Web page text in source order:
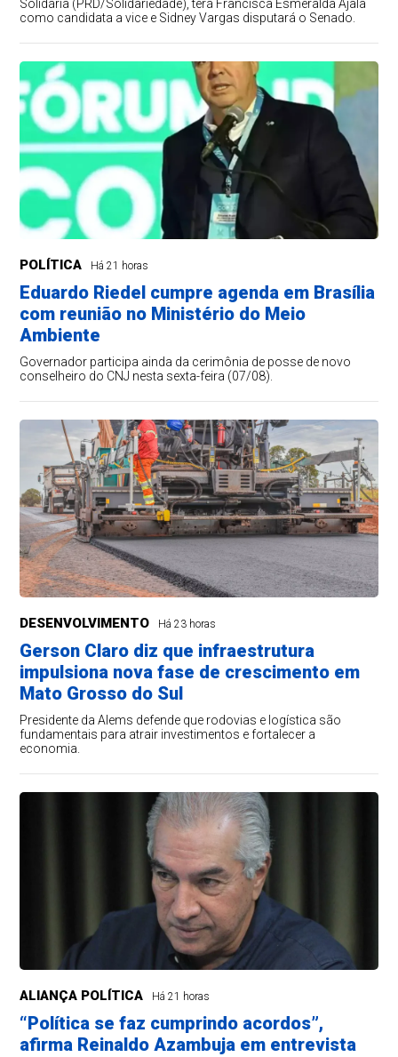
Solidária (PRD/Solidariedade), terá Francisca Esmeralda Ajala
como candidata a vice e Sidney Vargas disputará o Senado.
POLÍTICA Há 21 horas
Eduardo Riedel cumpre agenda em Brasília
com reunião no Ministério do Meio
Ambiente
Governador participa ainda da cerimônia de posse de novo
conselheiro do CNJ nesta sexta-feira (07/08).
DESENVOLVIMENTO Há 23 horas
Gerson Claro diz que infraestrutura
impulsiona nova fase de crescimento em
Mato Grosso do Sul
Presidente da Alems defende que rodovias e logística são
fundamentais para atrair investimentos e fortalecer a
economia.
ALIANÇA POLÍTICA Há 21 horas
“Política se faz cumprindo acordos”,
afirma Reinaldo Azambuja em entrevista